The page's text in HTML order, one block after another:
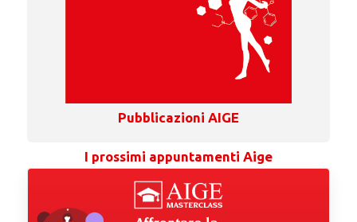
Pubblicazioni AIGE
I prossimi appuntamenti Aige